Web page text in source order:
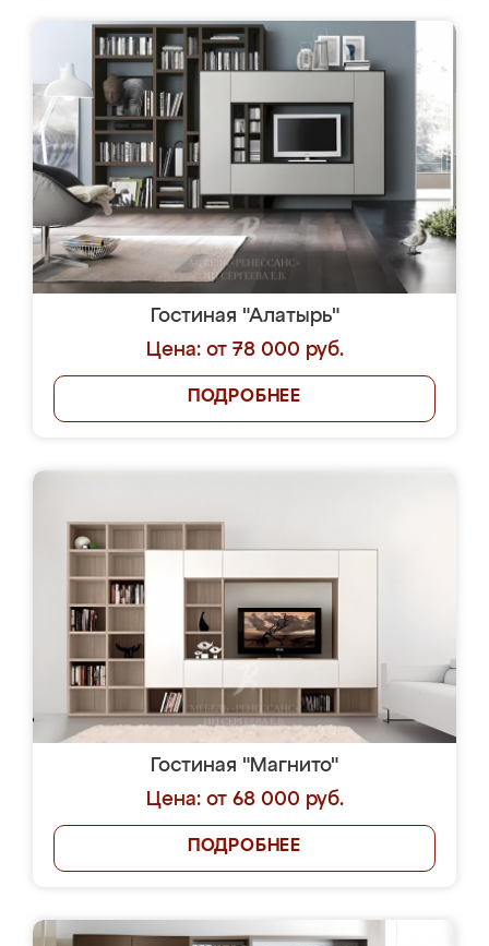
Гостиная "Алатырь"
Цена: от 78 000 руб.
ПОДРОБНЕЕ
Гостиная "Магнито"
Цена: от 68 000 руб.
ПОДРОБНЕЕ